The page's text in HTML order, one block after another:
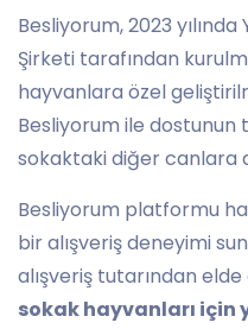
Besliyorum, 2023
Şirketi tarafından
hayvanlara özel
Besliyorum ile dostunun
sokaktaki diğer canlara
Besliyorum platformu
bir alışveriş deneyimi
alışveriş tutarından
sokak hayvanları için